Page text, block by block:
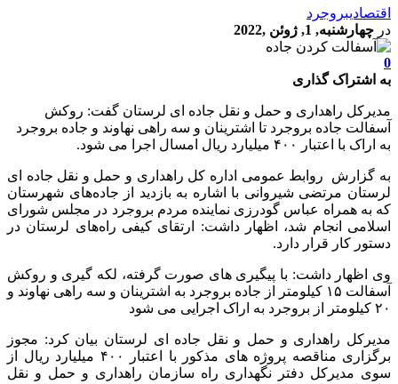
اقتصادیبروجرد
در چهارشنبه, 1, ژوئن ,2022
0
به اشتراک گذاری
مدیرکل راهداری و حمل و نقل جاده ای لرستان گفت: روکش
آسفالت جاده بروجرد تا اشترینان و سه راهی نهاوند و جاده بروجرد
به اراک با اعتبار ۴۰۰ میلیارد ریال امسال اجرا می شود.
به گزارش روابط عمومی اداره کل راهداری و حمل و نقل جاده ای
لرستان مرتضی شیروانی با اشاره به بازدید از جاده‌های شهرستان
که به همراه عباس گودرزی نماینده مردم بروجرد در مجلس شورای
اسلامی انجام شد، اظهار داشت: ارتقای کیفی راه‌های لرستان در
دستور کار قرار دارد.
وی اظهار داشت: با پیگیری های صورت گرفته، لکه گیری و روکش
آسفالت ۱۵ کیلومتر از جاده بروجرد به اشترینان و سه راهی نهاوند و
۲۰ کیلومتر از بروجرد به اراک اجرایی می شود
مدیرکل راهداری و حمل و نقل جاده ای لرستان بیان کرد: مجوز
برگزاری مناقصه پروژه های مذکور با اعتبار ۴۰۰ میلیارد ریال از
سوی مدیرکل دفتر نگهداری راه سازمان راهداری و حمل و نقل